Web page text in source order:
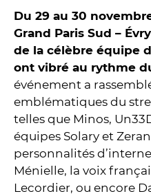
Du 29 au 30
Grand Paris Sud –
de la célèbre équipe
ont vibré au rythme
événement a
emblématiques du
telles que Minos,
équipes Solary et
personnalités
Ménielle, la voix
Lecordier, ou encore